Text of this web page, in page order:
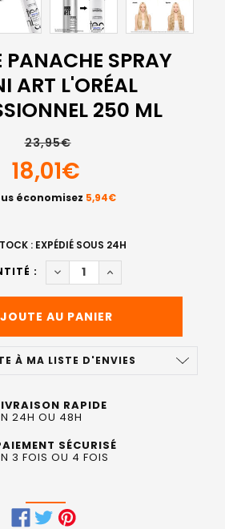
SPRAY
ART L'ORÉAL
250 ML
23,95€
18,01€
économisez 5,94€
: EXPÉDIÉ SOUS 24H
:
DIMINUER LA QUANTITÉ DE
AUGMENTER LA
À MA LISTE D'ENVIES
RAPIDE
24H OU 48H
SÉCURISÉ
3 FOIS OU 4 FOIS